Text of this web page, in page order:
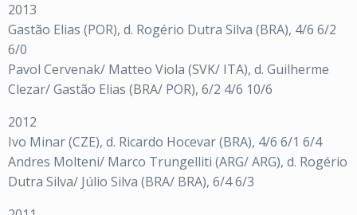
2013
Gastão Elias (POR), d. Rogério Dutra Silva (BRA), 4/6 6/2
6/0
Pavol Cervenak/ Matteo Viola (SVK/ ITA), d. Guilherme
Clezar/ Gastão Elias (BRA/ POR), 6/2 4/6 10/6
2012
Ivo Minar (CZE), d. Ricardo Hocevar (BRA), 4/6 6/1 6/4
Andres Molteni/ Marco Trungelliti (ARG/ ARG), d. Rogério
Dutra Silva/ Júlio Silva (BRA/ BRA), 6/4 6/3